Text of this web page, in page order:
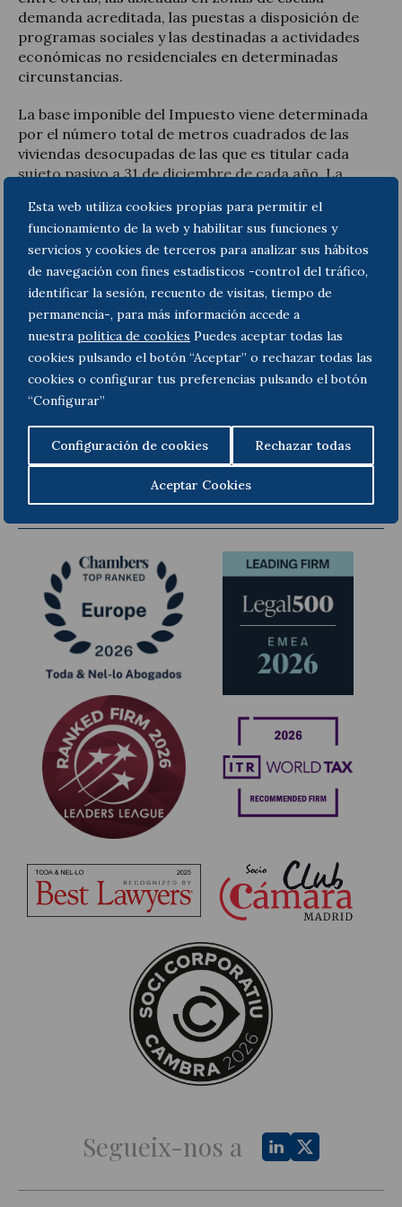
Esta web utiliza cookies propias para permitir el
funcionamiento de la web y habilitar sus funciones y
servicios y cookies de terceros para analizar sus hábitos
de navegación con fines estadísticos -control del tráfico,
identificar la sesión, recuento de visitas, tiempo de
permanencia-, para más información accede a
nuestra politica de cookies Puedes aceptar todas las
cookies pulsando el botón “Aceptar” o rechazar todas las
cookies o configurar tus preferencias pulsando el botón
“Configurar”
Configuración de cookies Rechazar todas
Aceptar Cookies
demanda acreditada, las puestas a disposición de
programas sociales y las destinadas a actividades
económicas no residenciales en determinadas
circunstancias.
La base imponible del Impuesto viene determinada
por el número total de metros cuadrados de las
viviendas desocupadas de las que es titular cada
sujeto pasivo a 31 de diciembre de cada año. La
dicha base una escala de tipos de gravamen que
oscilan entre los 10 y los 30 euros por metro
cuadrado de vivienda desocupada.
Es de interés apuntar que aquellos sujetos que sean
propietarios de viviendas destinadas al alquiler
asequible podrán aplicar una bonificación en la cuota
de entre el 10 y el 100 por 100.
Puede consultar el texto íntegro de la comentada
Leyaquí.
Segueix-nos a